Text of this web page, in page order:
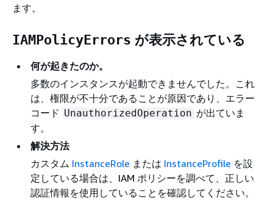
ます。
IAMPolicyErrors が表示されている
何が起きたのか。
多数のインスタンスが起動できませんでした。これ
は、権限が不十分であることが原因であり、エラー
コード UnauthorizedOperation が出ていま
す。
解決方法
カスタム InstanceRole または InstanceProfile を設
定している場合は、IAM ポリシーを調べて、正しい
認証情報を使用していることを確認してください。